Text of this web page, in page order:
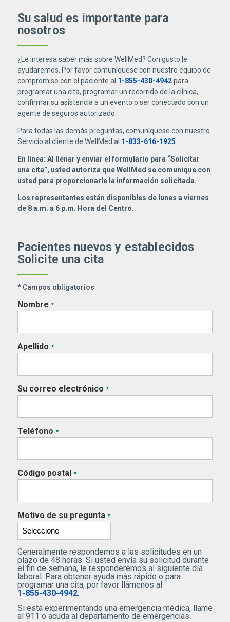
Su salud es importante para
nosotros
¿Le interesa saber más sobre WellMed? Con gusto le
ayudaremos. Por favor comuníquese con nuestro equipo de
compromiso con el paciente al 1-855-430-4942para
programar una cita, programar un recorrido de la clínica,
confirmar su asistencia a un evento o ser conectado con un
agente de seguros autorizado.
Para todas las demás preguntas, comuníquese con nuestro
Servicio al cliente de WellMed al 1-833-616-1925.
En línea: Al llenar y enviar el formulario para “Solicitar
una cita”, usted autoriza que WellMed se comunique con
usted para proporcionarle la información solicitada.
Los representantes están disponibles de lunes a viernes
de 8 a.m. a 6 p.m. Hora del Centro.
Pacientes nuevos y establecidos
Solicite una cita
* Campos obligatorios
Nombre *
Apellido *
Su correo electrónico *
Teléfono *
Código postal *
Motivo de su pregunta *
Generalmente respondemos a las solicitudes en un
plazo de 48 horas. Si usted envía su solicitud durante
el fin de semana, le responderemos al siguiente día
laboral. Para obtener ayuda más rápido o para
programar una cita, por favor llámenos al
1-855-430-4942.
Si está experimentando una emergencia médica, llame
al 911 o acuda al departamento de emergencias.